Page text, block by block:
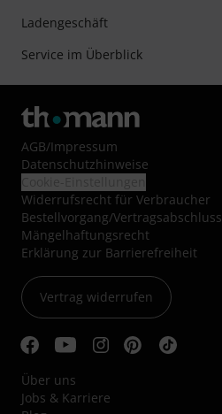
Ladengeschäft
Service im Überblick
AGB/Impressum
Datenschutzhinweise
Widerrufsrecht für Verbraucher
Bestellvorgang/Vertragsabschluss
Mängelhaftungsrecht
Erklärung zur Barrierefreiheit
Vertrag widerrufen
Über uns
Jobs & Karriere